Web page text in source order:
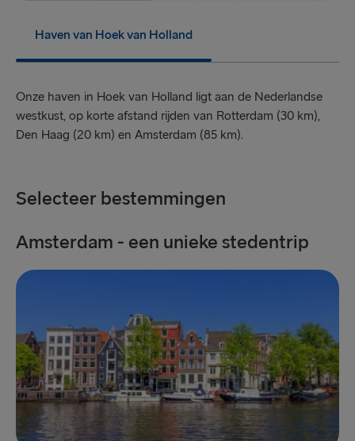
Frederikshavn → Göteborg
Göteborg → Frederikshavn
ANDERE ROUTES
Travemünde → Liepāja
Nynäshamn → Ventspils
Haven van Hoek van Holland
Onze haven in Hoek van Holland ligt aan de Nederlandse
westkust, op korte afstand rijden van Rotterdam (30 km),
Den Haag (20 km) en Amsterdam (85 km).
Selecteer bestemmingen
Amsterdam - een unieke stedentrip